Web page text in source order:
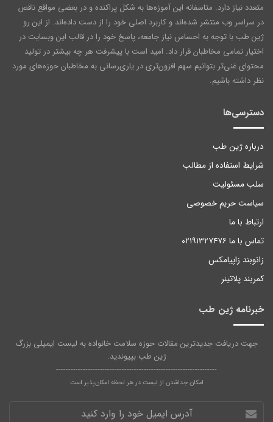
متعدد نیاز دارد. متاسفانه این آموزه‌ها به شکل پراکنده و در بعضی مواقع ناقص
در سراسر وب منتشر شده‌اند و کاربرد اصلی خود را از دست داده‌اند. از این رو
ژین طب با توجه به احساس نیاز جامعه، پاسخ خود را در قالب این وبسایت در
اختیار تمامی مخاطبان قرار داد. امید است با پیشرفت هر چه بیشتر در تولید
محتوای غنی‌تر بتوانیم سهم افزون‌تری در یاری‌رسانی به مخاطبان حوزه‌های مورد
نظر داشته باشیم.
دسترسی‌ها
درباره ژین طب
شرایط استفاده از مطالب
سلب مسئولیت
سیاست حریم خصوصی
ارتباط با ما
تماس با ما ۰۲۱۹۱۳۲۷۴۷۶
زانوبند زاپیامکس
کمربند پلاتینر
خبرنامه ژین طب
جهت دریافت جدیدترین مقالات حوزه سلامت خانواده به لیست ایمیلی بزرگ
ژین طب بپیوندید.
------------------------------------------------------------------
امکان جداشدن از لیست در هر لحظه امکان‌پذیر است
ایمیل